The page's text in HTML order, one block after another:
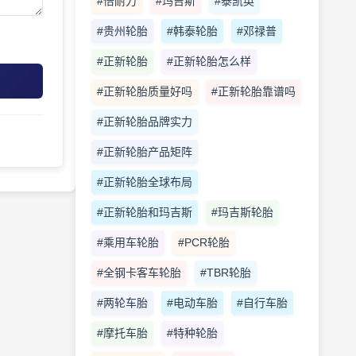
#贵州轮胎 #韩泰轮胎 #邓禄普
#正新轮胎 #正新轮胎怎么样
#正新轮胎质量好吗 #正新轮胎靠谱吗
#正新轮胎品牌实力
#正新轮胎产品矩阵
#正新轮胎全球布局
#正新轮胎和玛吉斯 #玛吉斯轮胎
#乘用车轮胎 #PCR轮胎
#全钢卡客车轮胎 #TBR轮胎
#两轮车胎 #电动车胎 #自行车胎
#摩托车胎 #特种轮胎